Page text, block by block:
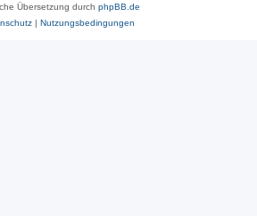
Übersetzung durch phpBB.de
| Nutzungsbedingungen